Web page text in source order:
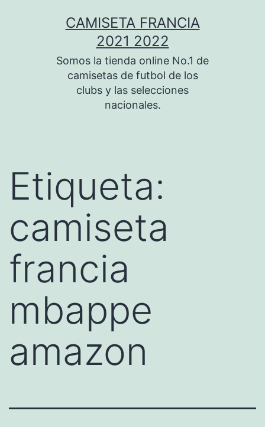
CAMISETA FRANCIA
2021 2022
Somos la tienda online No.1 de
camisetas de futbol de los
clubs y las selecciones
nacionales.
Etiqueta:
camiseta
francia
mbappe
amazon